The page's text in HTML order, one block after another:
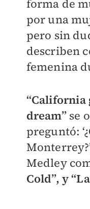
forma de
por una
pero sin
describen
femenina
“California
dream”se
preguntó:
Medley
Cold”, y